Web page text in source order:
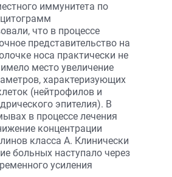
иммунитета по
что в процессе
представительство на
носа практически не
место увеличение
характеризующих
(нейтрофилов и
эпителия). В
в процессе лечения
концентрации
класса А. Клинически
больных наступало через
усиления